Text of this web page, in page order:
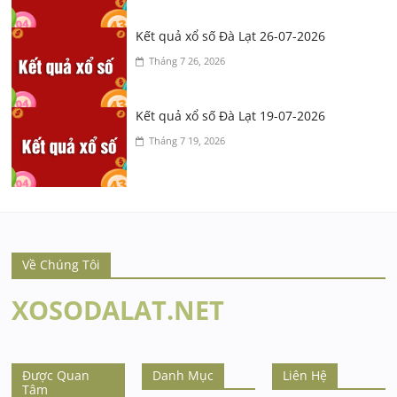
Kết quả xổ số Đà Lạt 26-07-2026
Tháng 7 26, 2026
Kết quả xổ số Đà Lạt 19-07-2026
Tháng 7 19, 2026
Về Chúng Tôi
XOSODALAT.NET
Được Quan
Tâm
Danh Mục Liên Hệ